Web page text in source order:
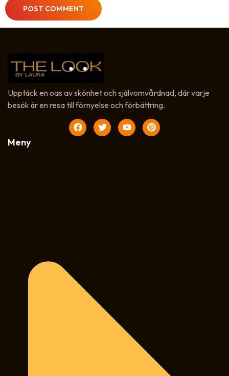
Upptäck en oas av skönhet och självomvårdnad, där varje
besök är en resa till förnyelse och förbättring.
Meny